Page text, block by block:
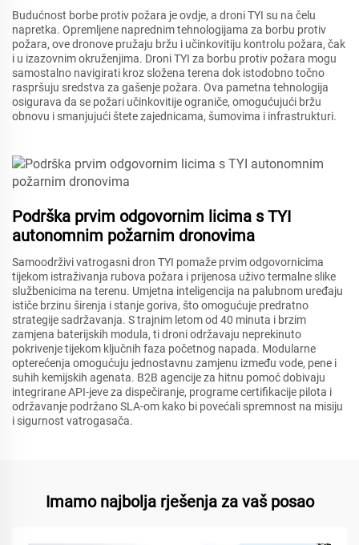
Budućnost borbe protiv požara je ovdje, a droni TYI su na čelu
napretka. Opremljene naprednim tehnologijama za borbu protiv
požara, ove dronove pružaju bržu i učinkovitiju kontrolu požara, čak
i u izazovnim okruženjima. Droni TYI za borbu protiv požara mogu
samostalno navigirati kroz složena terena dok istodobno točno
raspršuju sredstva za gašenje požara. Ova pametna tehnologija
osigurava da se požari učinkovitije ograniče, omogućujući bržu
obnovu i smanjujući štete zajednicama, šumovima i infrastrukturi.
Podrška prvim odgovornim licima s TYI
autonomnim požarnim dronovima
Samoodrživi vatrogasni dron TYI pomaže prvim odgovornicima
tijekom istraživanja rubova požara i prijenosa uživo termalne slike
službenicima na terenu. Umjetna inteligencija na palubnom uređaju
ističe brzinu širenja i stanje goriva, što omogućuje predratno
strategije sadržavanja. S trajnim letom od 40 minuta i brzim
zamjena baterijskih modula, ti droni održavaju neprekinuto
pokrivenje tijekom ključnih faza početnog napada. Modularne
opterećenja omogućuju jednostavnu zamjenu između vode, pene i
suhih kemijskih agenata. B2B agencije za hitnu pomoć dobivaju
integrirane API-jeve za dispečiranje, programe certifikacije pilota i
održavanje podržano SLA-om kako bi povećali spremnost na misiju
i sigurnost vatrogasača.
Imamo najbolja rješenja za vaš posao